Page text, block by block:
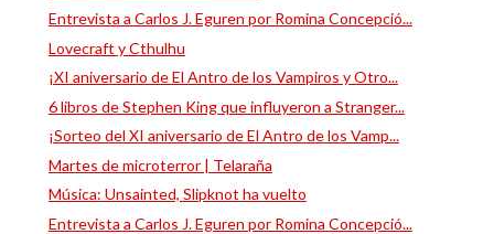
Entrevista a Carlos J. Eguren por Romina Concepció...
Lovecraft y Cthulhu
¡XI aniversario de El Antro de los Vampiros y Otro...
6 libros de Stephen King que influyeron a Stranger...
¡Sorteo del XI aniversario de El Antro de los Vamp...
Martes de microterror | Telaraña
Música: Unsainted, Slipknot ha vuelto
Entrevista a Carlos J. Eguren por Romina Concepció...